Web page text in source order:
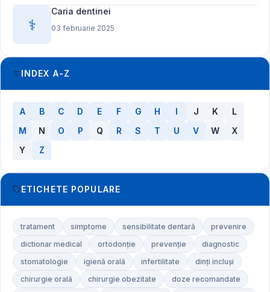
⚕️
Caria dentinei
03 februarie 2025
INDEX A-Z
A B C D E F G H I J K
L
M
N O P Q R S T U V W
X
Y
Z
ETICHETE POPULARE
tratament simptome sensibilitate dentară
prevenire
dictionar medical
ortodonție prevenție
diagnostic
stomatologie
igienă orală infertilitate
dinți incluși
chirurgie orală
chirurgie obezitate
doze recomandate